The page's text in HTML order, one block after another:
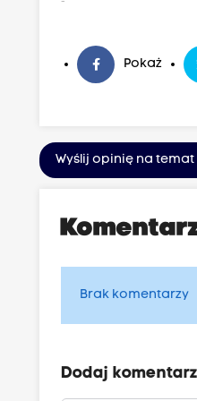
Pokaż
Wyślij opinię na temat
Brak komentarzy
Dodaj komentarz